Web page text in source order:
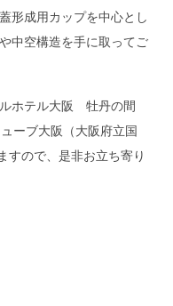
形成用カップを中心とし
中空構造を手に取ってご
ホテル大阪 牡丹の間
ーブ大阪（大阪府立国
すので、是非お立ち寄り